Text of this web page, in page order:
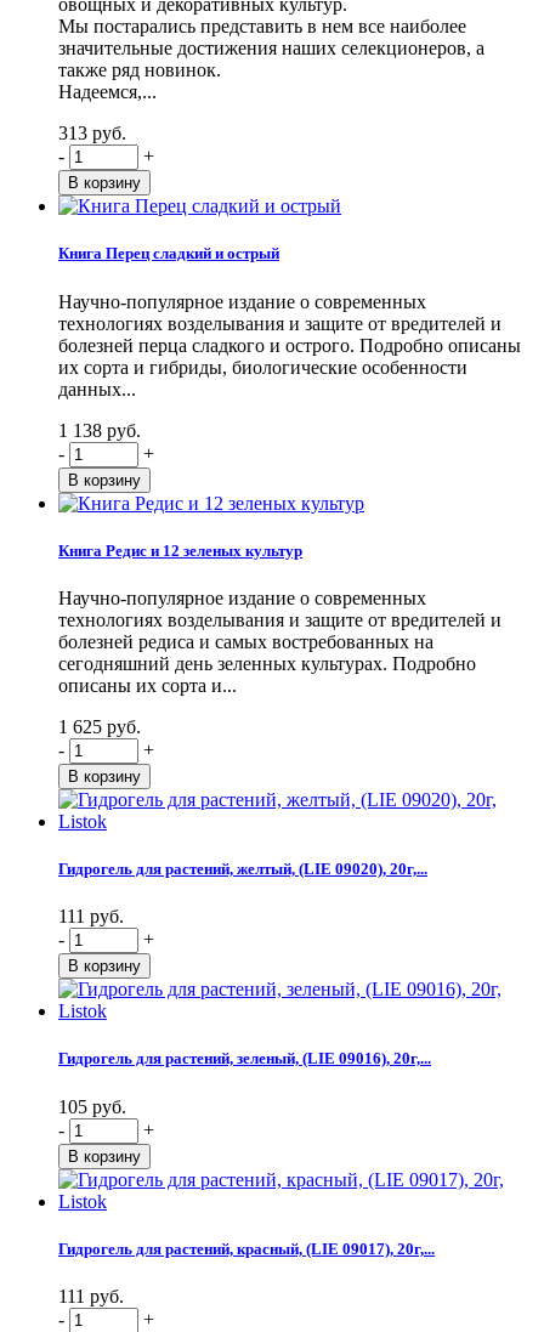
овощных и декоративных культур.
Мы постарались представить в нем все наиболее
значительные достижения наших селекционеров, а
также ряд новинок.
Надеемся,...
313 руб.
-
+
Книга Перец сладкий и острый
Научно-популярное издание о современных
технологиях возделывания и защите от вредителей и
болезней перца сладкого и острого. Подробно описаны
их сорта и гибриды, биологические особенности
данных...
1 138 руб.
-
+
Книга Редис и 12 зеленых культур
Научно-популярное издание о современных
технологиях возделывания и защите от вредителей и
болезней редиса и самых востребованных на
сегодняшний день зеленных культурах. Подробно
описаны их сорта и...
1 625 руб.
-
+
Гидрогель для растений, желтый, (LIE 09020), 20г,...
111 руб.
-
+
Гидрогель для растений, зеленый, (LIE 09016), 20г,...
105 руб.
-
+
Гидрогель для растений, красный, (LIE 09017), 20г,...
111 руб.
-
+